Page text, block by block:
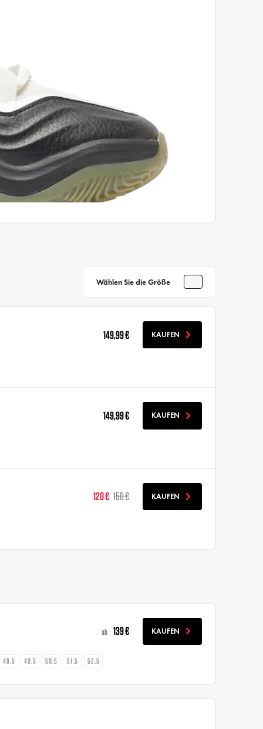
Wählen Sie die Größe
149,99 € KAUFEN
149,99 € KAUFEN
120 € 150 € KAUFEN
ab 139 € KAUFEN
48.5 49.5 50.5 51.5 52.5